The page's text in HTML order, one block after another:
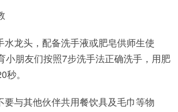
水龙头，配备洗手液或肥皂供师生使
小朋友们按照7步洗手法正确洗手，用肥
。
要与其他伙伴共用餐饮具及毛巾等物